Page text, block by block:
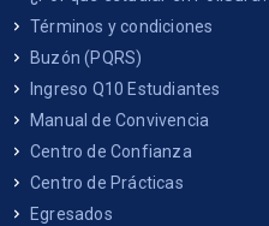
Términos y condiciones
Buzón (PQRS)
Ingreso Q10 Estudiantes
Manual de Convivencia
Centro de Confianza
Centro de Prácticas
Egresados